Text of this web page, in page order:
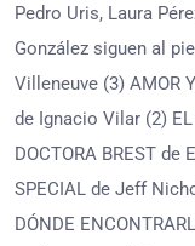
Pedro Uris, Laura
González siguen al
Villeneuve (3) AMOR
de Ignacio Vilar (2)
DOCTORA BREST
SPECIAL de Jeff
DÓNDE